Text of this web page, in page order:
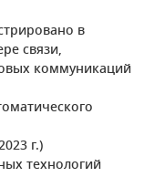
в
связи,
коммуникаций
г.)
технологий